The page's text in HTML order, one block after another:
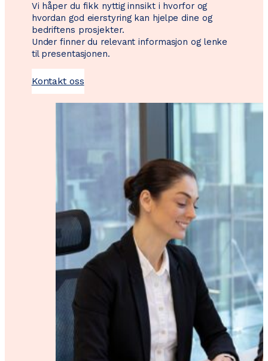
Vi håper du fikk nyttig innsikt i hvorfor og
hvordan god eierstyring kan hjelpe dine og
bedriftens prosjekter.
Under finner du relevant informasjon og lenke
til presentasjonen.
Kontakt oss